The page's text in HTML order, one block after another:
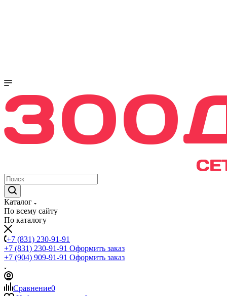
Каталог
По всему сайту
По каталогу
+7 (831) 230-91-91
+7 (831) 230-91-91 Оформить заказ
+7 (904) 909-91-91 Оформить заказ
Сравнение0